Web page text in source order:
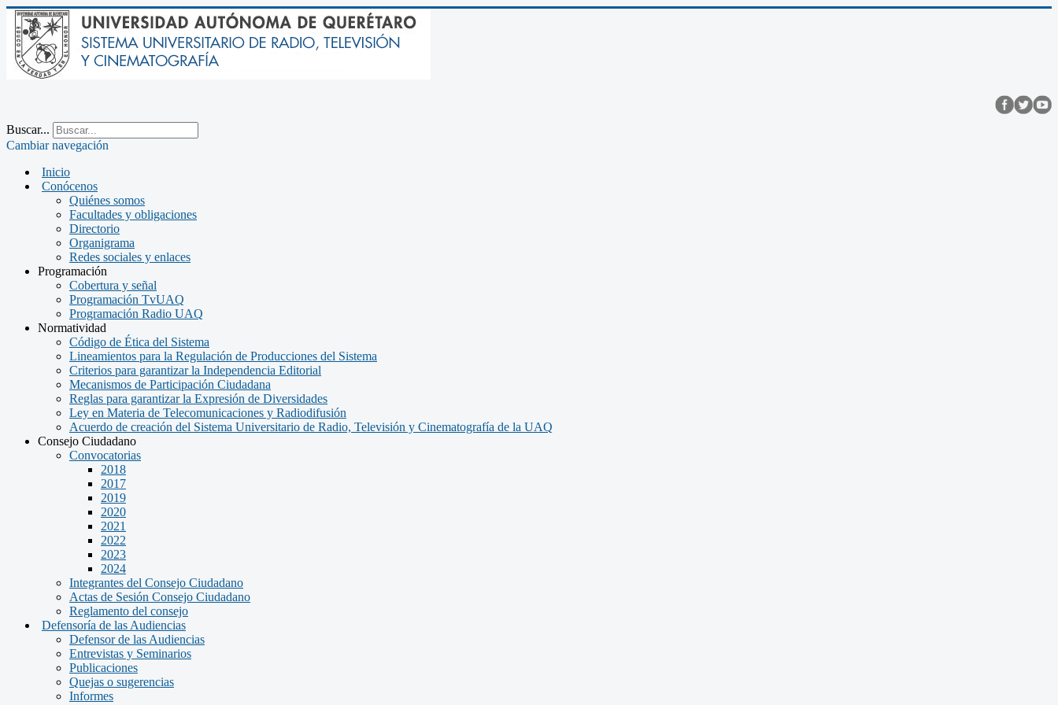
Buscar...
Cambiar navegación
Inicio
Conócenos
Quiénes somos
Facultades y obligaciones
Directorio
Organigrama
Redes sociales y enlaces
Programación
Cobertura y señal
Programación TvUAQ
Programación Radio UAQ
Normatividad
Código de Ética del Sistema
Lineamientos para la Regulación de Producciones del Sistema
Criterios para garantizar la Independencia Editorial
Mecanismos de Participación Ciudadana
Reglas para garantizar la Expresión de Diversidades
Ley en Materia de Telecomunicaciones y Radiodifusión
Acuerdo de creación del Sistema Universitario de Radio, Televisión y Cinematografía de la UAQ
Consejo Ciudadano
Convocatorias
2018
2017
2019
2020
2021
2022
2023
2024
Integrantes del Consejo Ciudadano
Actas de Sesión Consejo Ciudadano
Reglamento del consejo
Defensoría de las Audiencias
Defensor de las Audiencias
Entrevistas y Seminarios
Publicaciones
Quejas o sugerencias
Informes